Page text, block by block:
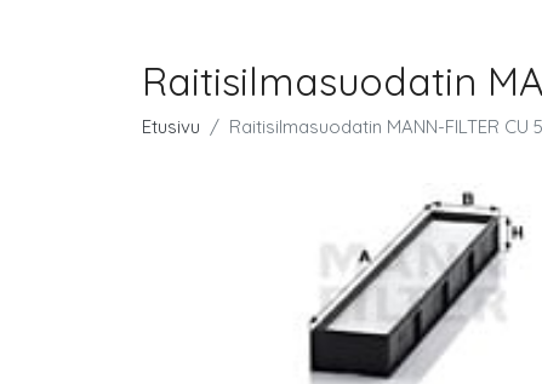
Raitisilmasuodatin
Etusivu Raitisilmasuodatin MANN-FILTER CU